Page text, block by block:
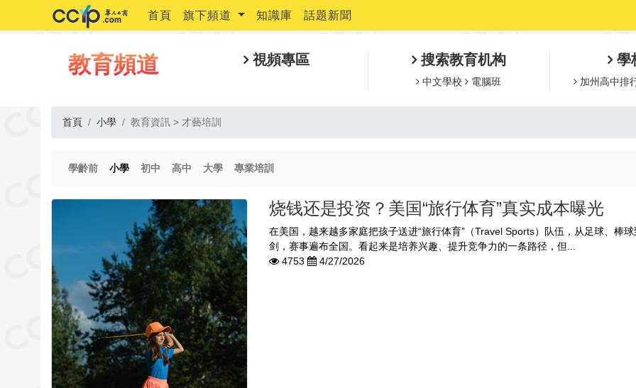
首頁 旗下頻道 知識庫 話題新聞
教育頻道 視頻專區 搜索教育机构
中文學校 電腦班
學
加州高中排
首頁 小學 教育資訊 > 才藝培訓
學齡前(current)
小學(current)
初中 (current)
高中 (current)
大學(current)
專業培訓
烧钱还是投资？美国“旅行体育”真实成本曝光
在美国，越来越多家庭把孩子送进“旅行体育”（Travel Sports）队伍，从足球、棒
剑，赛事遍布全国。看起来是培养兴趣、提升竞争力的一条路径，但...
4753
4/27/2026